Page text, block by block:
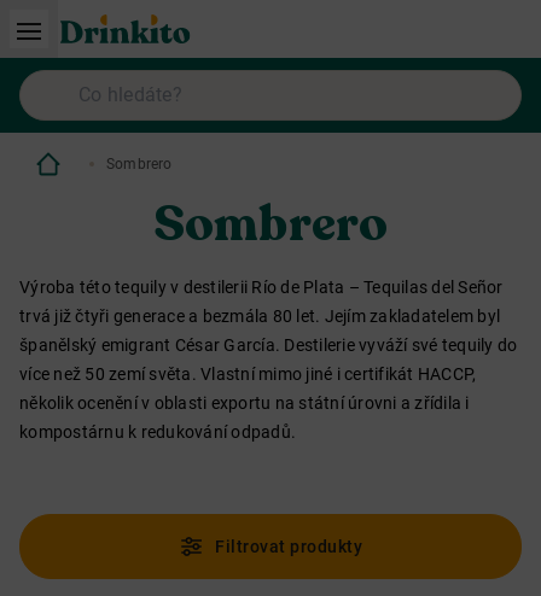
Sombrero
Sombrero
Výroba této tequily v destilerii Río de Plata – Tequilas del Señor
trvá již čtyři generace a bezmála 80 let. Jejím zakladatelem byl
španělský emigrant César García. Destilerie vyváží své tequily do
více než 50 zemí světa. Vlastní mimo jiné i certifikát HACCP,
několik ocenění v oblasti exportu na státní úrovni a zřídila i
kompostárnu k redukování odpadů.
Filtrovat produkty